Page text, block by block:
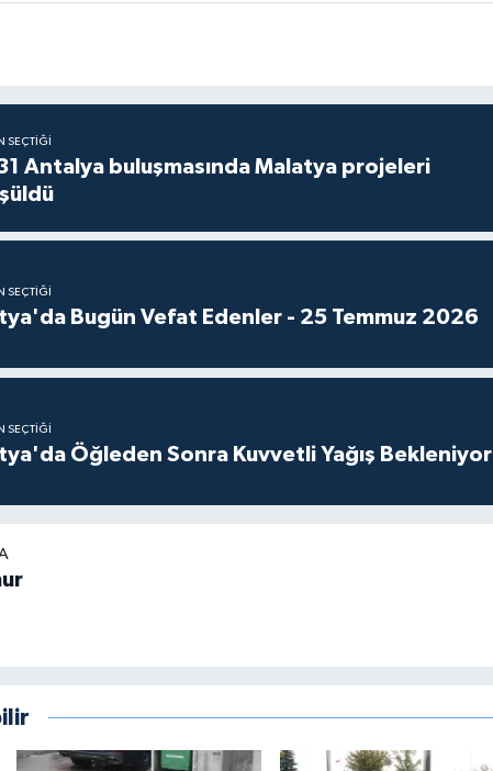
SEÇTIĞI
Antalya buluşmasında Malatya projeleri
SEÇTIĞI
Bugün Vefat Edenler - 25 Temmuz 2026
SEÇTIĞI
Öğleden Sonra Kuvvetli Yağış Bekleniyor